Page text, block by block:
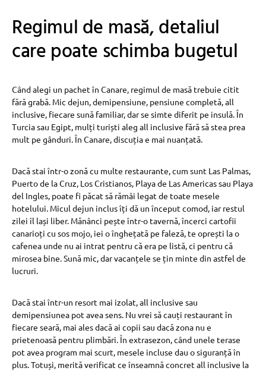
Regimul de masă, detaliul
care poate schimba bugetul
Când alegi un pachet în Canare, regimul de masă trebuie citit
fără grabă. Mic dejun, demipensiune, pensiune completă, all
inclusive, fiecare sună familiar, dar se simte diferit pe insulă. În
Turcia sau Egipt, mulți turiști aleg all inclusive fără să stea prea
mult pe gânduri. În Canare, discuția e mai nuanțată.
Dacă stai într-o zonă cu multe restaurante, cum sunt Las Palmas,
Puerto de la Cruz, Los Cristianos, Playa de Las Americas sau Playa
del Ingles, poate fi păcat să rămâi legat de toate mesele
hotelului. Micul dejun inclus îți dă un început comod, iar restul
zilei îl lași liber. Mănânci pește într-o tavernă, încerci cartofii
canarioți cu sos mojo, iei o înghețată pe faleză, te oprești la o
cafenea unde nu ai intrat pentru că era pe listă, ci pentru că
mirosea bine. Sună mic, dar vacanțele se țin minte din astfel de
lucruri.
Dacă stai într-un resort mai izolat, all inclusive sau
demipensiunea pot avea sens. Nu vrei să cauți restaurant în
fiecare seară, mai ales dacă ai copii sau dacă zona nu e
prietenoasă pentru plimbări. În extrasezon, când unele terase
pot avea program mai scurt, mesele incluse dau o siguranță în
plus. Totuși, merită verificat ce înseamnă concret all inclusive la